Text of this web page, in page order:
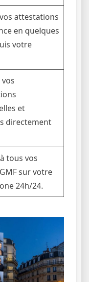
attestations
en quelques
votre
et
directement
tous vos
sur votre
24h/24.